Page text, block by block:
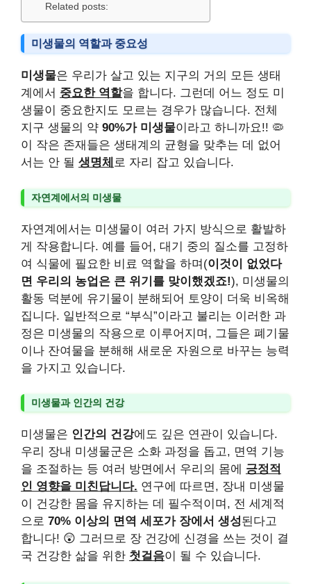
Related posts:
미생물의 역할과 중요성
미생물은 우리가 살고 있는 지구의 거의 모든 생태
계에서 중요한 역할을 합니다. 그런데 어느 정도 미
생물이 중요한지도 모르는 경우가 많습니다. 전체
지구 생물의 약 90%가 미생물이라고 하니까요!! 🦠
이 작은 존재들은 생태계의 균형을 맞추는 데 없어
서는 안 될 생명체 로 자리 잡고 있습니다.
자연계에서의 미생물
자연계에서는 미생물이 여러 가지 방식으로 활발하
게 작용합니다. 예를 들어, 대기 중의 질소를 고정하
여 식물에 필요한 비료 역할을 하며(이것이 없었다
면 우리의 농업은 큰 위기를 맞이했겠죠!), 미생물의
활동 덕분에 유기물이 분해되어 토양이 더욱 비옥해
집니다. 일반적으로 “부식”이라고 불리는 이러한 과
정은 미생물의 작용으로 이루어지며, 그들은 폐기물
이나 잔여물을 분해해 새로운 자원으로 바꾸는 능력
을 가지고 있습니다.
미생물과 인간의 건강
미생물은 인간의 건강에도 깊은 연관이 있습니다.
우리 장내 미생물군은 소화 과정을 돕고, 면역 기능
을 조절하는 등 여러 방면에서 우리의 몸에 긍정적
인 영향을 미친답니다. 연구에 따르면, 장내 미생물
이 건강한 몸을 유지하는 데 필수적이며, 전 세계적
으로 70% 이상의 면역 세포가 장에서 생성된다고
합니다! 😲 그러므로 장 건강에 신경을 쓰는 것이 결
국 건강한 삶을 위한 첫걸음이 될 수 있습니다.